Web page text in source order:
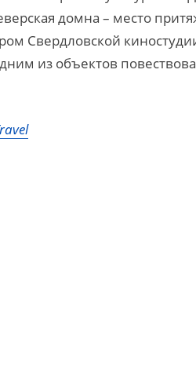
домна – место
Свердловской
из объектов